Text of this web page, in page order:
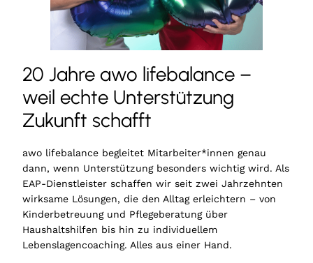
20 Jahre awo lifebalance –
weil echte Unterstützung
Zukunft schafft
awo lifebalance begleitet Mitarbeiter*innen genau
dann, wenn Unterstützung besonders wichtig wird. Als
EAP-Dienstleister schaffen wir seit zwei Jahrzehnten
wirksame Lösungen, die den Alltag erleichtern – von
Kinderbetreuung und Pflegeberatung über
Haushaltshilfen bis hin zu individuellem
Lebenslagencoaching. Alles aus einer Hand.